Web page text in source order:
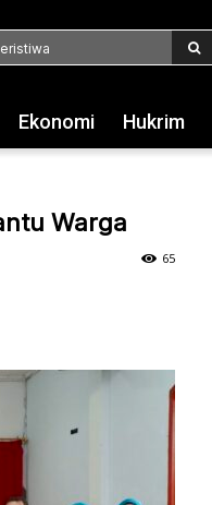
Ekonomi Hukrim
Warga
65